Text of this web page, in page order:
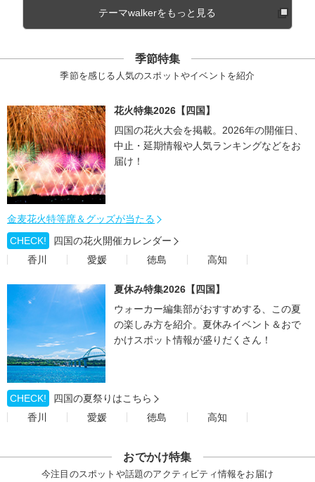
テーマwalkerをもっと見る
季節特集
季節を感じる人気のスポットやイベントを紹介
花火特集2026【四国】
四国の花火大会を掲載。2026年の開催日、
中止・延期情報や人気ランキングなどをお
届け！
金麦花火特等席＆グッズが当たる
CHECK!
四国の花火開催カレンダー
香川
愛媛 徳島 高知
夏休み特集2026【四国】
ウォーカー編集部がおすすめする、この夏
の楽しみ方を紹介。夏休みイベント＆おで
かけスポット情報が盛りだくさん！
CHECK!
四国の夏祭りはこちら
香川
愛媛 徳島 高知
おでかけ特集
今注目のスポットや話題のアクティビティ情報をお届け